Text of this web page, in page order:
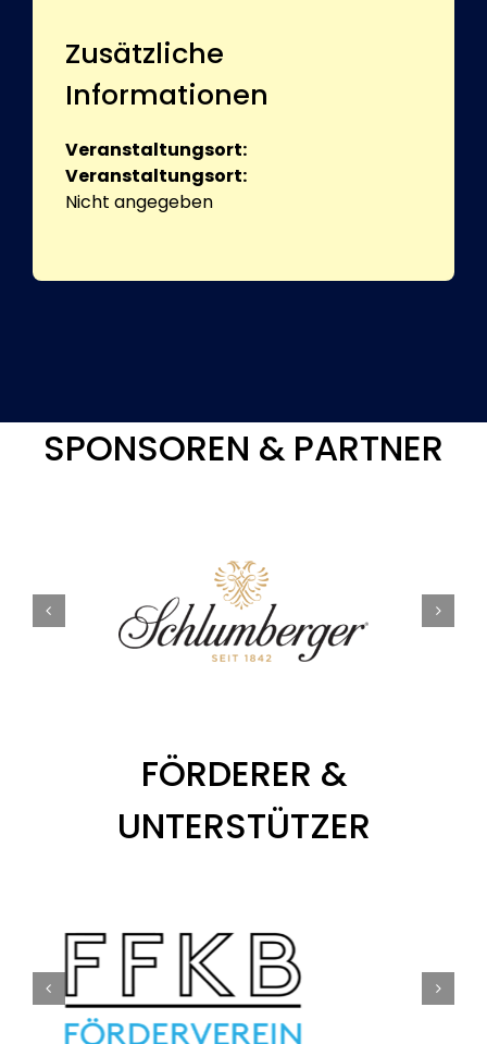
Zusätzliche
Informationen
Veranstaltungsort:
Veranstaltungsort:
Nicht angegeben
SPONSOREN & PARTNER
FÖRDERER &
UNTERSTÜTZER